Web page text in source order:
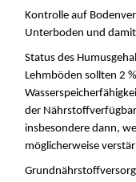
Kontrolle auf
Unterboden und
Status des
Lehmböden sollten 2
der
insbesondere dann,
möglicherweise